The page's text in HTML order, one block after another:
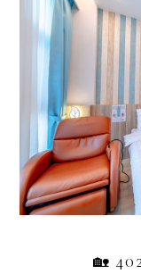
🏡